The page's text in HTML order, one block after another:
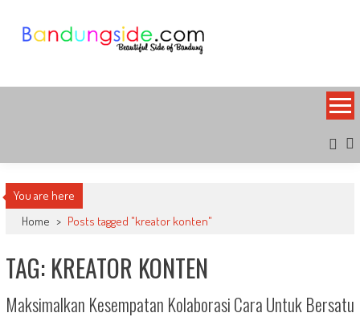
content
You are here
Home > Posts tagged "kreator konten"
TAG: KREATOR KONTEN
Maksimalkan Kesempatan Kolaborasi Cara Untuk Bersatu